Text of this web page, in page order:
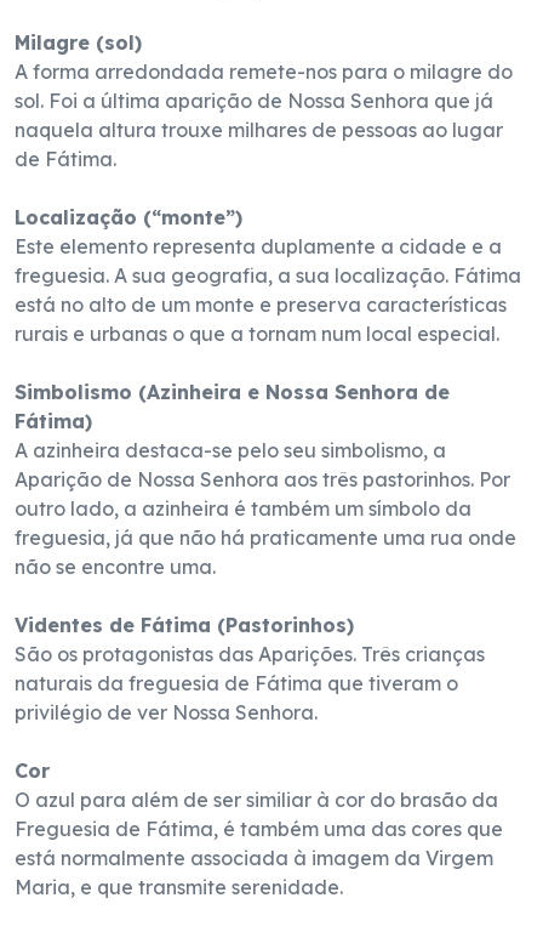
Milagre (sol)
A forma arredondada remete-nos para o milagre do
sol. Foi a última aparição de Nossa Senhora que já
naquela altura trouxe milhares de pessoas ao lugar
de Fátima.
Localização (“monte”)
Este elemento representa duplamente a cidade e a
freguesia. A sua geografia, a sua localização. Fátima
está no alto de um monte e preserva características
rurais e urbanas o que a tornam num local especial.
Simbolismo (Azinheira e Nossa Senhora de
Fátima)
A azinheira destaca-se pelo seu simbolismo, a
Aparição de Nossa Senhora aos três pastorinhos. Por
outro lado, a azinheira é também um símbolo da
freguesia, já que não há praticamente uma rua onde
não se encontre uma.
Videntes de Fátima (Pastorinhos)
São os protagonistas das Aparições. Três crianças
naturais da freguesia de Fátima que tiveram o
privilégio de ver Nossa Senhora.
Cor
O azul para além de ser similiar à cor do brasão da
Freguesia de Fátima, é também uma das cores que
está normalmente associada à imagem da Virgem
Maria, e que transmite serenidade.